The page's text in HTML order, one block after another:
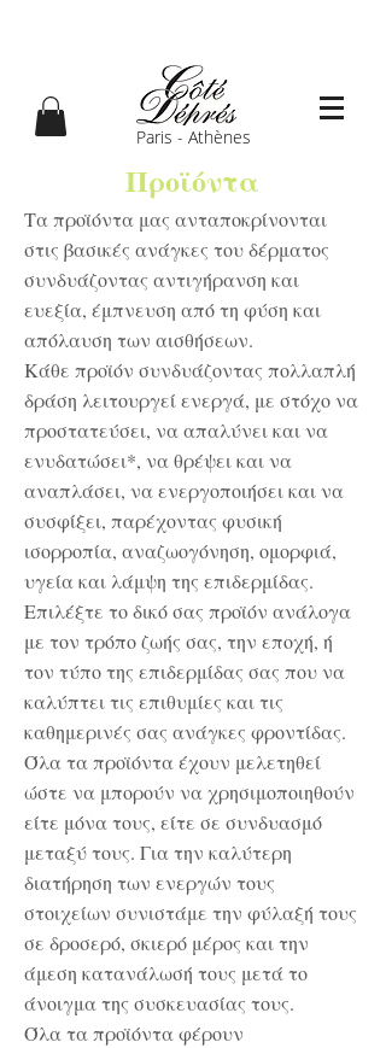
Paris - Athènes
Προϊόντα
Τα προϊόντα μας ανταποκρίνονται
στις βασικές ανάγκες του δέρματος
συνδυάζοντας αντιγήρανση και
ευεξία, έμπνευση από τη φύση και
απόλαυση των αισθήσεων.
Κάθε προϊόν συνδυάζοντας πολλαπλή
δράση λειτουργεί ενεργά, με στόχο να
προστατεύσει, να απαλύνει και να
ενυδατώσει*, να θρέψει και να
αναπλάσει, να ενεργοποιήσει και να
συσφίξει, παρέχοντας φυσική
ισορροπία, αναζωογόνηση, ομορφιά,
υγεία και λάμψη της επιδερμίδας.
Επιλέξτε το δικό σας προϊόν ανάλογα
με τον τρόπο ζωής σας, την εποχή, ή
τον τύπο της επιδερμίδας σας που να
καλύπτει τις επιθυμίες και τις
καθημερινές σας ανάγκες φροντίδας.
Όλα τα προϊόντα έχουν μελετηθεί
ώστε να μπορούν να χρησιμοποιηθούν
είτε μόνα τους, είτε σε συνδυασμό
μεταξύ τους. Για την καλύτερη
διατήρηση των ενεργών τους
στοιχείων συνιστάμε την φύλαξή τους
σε δροσερό, σκιερό μέρος και την
άμεση κατανάλωσή τους μετά το
άνοιγμα της συσκευασίας τους.
Όλα τα προϊόντα φέρουν